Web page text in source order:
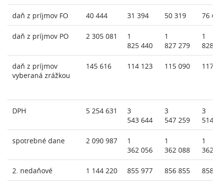
daň z príjmov FO 40 444 31 394 50 319 76
daň z príjmov PO 2 305 081
1
825 440
1
827 279
1
828
daň z príjmov
vyberaná zrážkou
145 616 114 123 115 090 117
DPH 5 254 631
3
543 644
3
547 259
3
514
spotrebné dane 2 090 987
1
362 056
1
362 088
1
362
2. nedaňové 1 144 220 855 977 856 855 858